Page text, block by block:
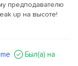
предподавателю
up на высоте!
Был(a) на